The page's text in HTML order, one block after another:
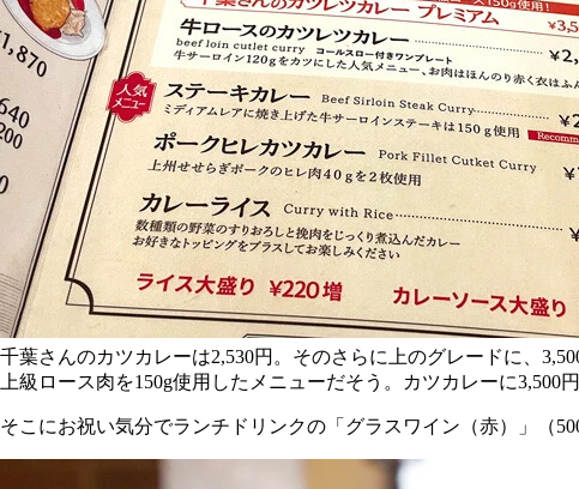
千葉さんのカツカレーは2,530円。そのさらに上のグレードに、
上級ロース肉を150g使用したメニューだそう。カツカレーに
そこにお祝い気分でランチドリンクの「グラスワイン（赤）」（